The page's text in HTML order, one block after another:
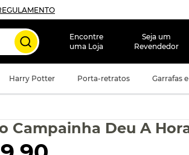
Encontre
uma Loja
Seja um
Revendedor
Harry Potter Porta-retratos Garrafas
Campainha Deu A